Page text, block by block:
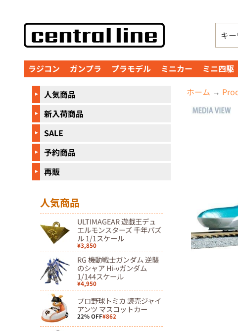
ン
テ
イ
ド
ラジコン ガンプラ プラモデル ミニカー ミニ四駆
人気商品
新入荷商品
SALE
予約商品
再販
人気商品
ULTIMAGEAR 遊戯王デュ
エルモンスターズ 千年パズ
ル 1/1スケール
¥3,850
RG 機動戦士ガンダム 逆襲
のシャア Hi-νガンダム
1/144スケール
¥4,950
プロ野球トミカ 読売ジャイ
アンツ マスコットカー
22% OFF¥862
ホーム →
商
接
移
動